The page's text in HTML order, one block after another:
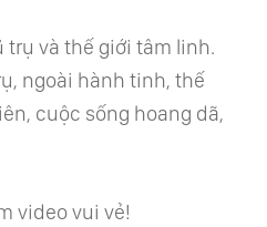
trụ và thế giới tâm linh.
ngoài hành tinh, thế
cuộc sống hoang dã,
video vui vẻ!